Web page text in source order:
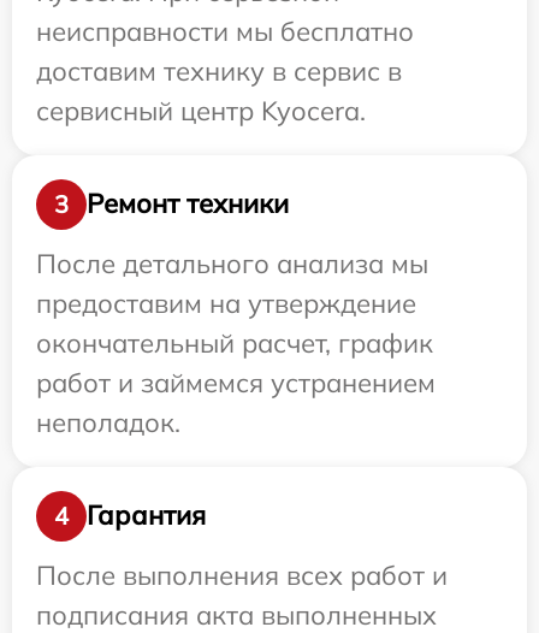
неисправности мы бесплатно
доставим технику в сервис в
сервисный центр Kyocera.
3
Ремонт техники
После детального анализа мы
предоставим на утверждение
окончательный расчет, график
работ и займемся устранением
неполадок.
4
Гарантия
После выполнения всех работ и
подписания акта выполненных